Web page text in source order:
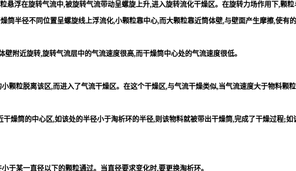
浮在旋转气流中,被旋转气流带动呈螺旋上升,进入旋转流化干燥区。在旋转力场作用下,颗
半径不同位置呈螺旋线上浮流化,小颗粒靠中心,而大颗粒靠近筒体壁,与壁面产生摩擦,使有
附近旋转,旋转气流层中的气流速度很高,而干燥筒中心处的气流速度很低。
粒脱离该区,而进入了气流干燥区。在这个干燥区,与气流干燥类似,当气流速度大于物料颗
燥筒的中心区,如该处的半径小于淘析环的半径,则该物料就被带出干燥筒,完成了干燥过程;
于某一直径以下的颗粒通过。当直径要求变化时,要更换淘析环。